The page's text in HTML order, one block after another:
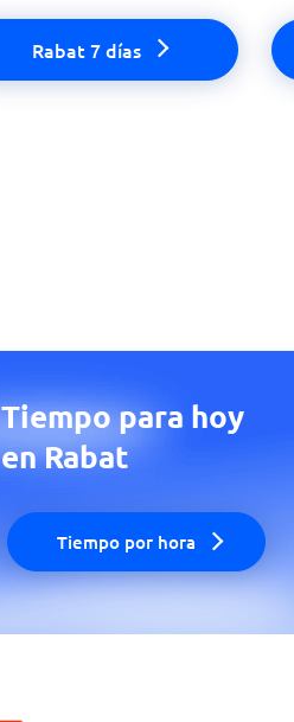
Rabat 7 días
Tiempo para hoy
en Rabat
Tiempo por hora